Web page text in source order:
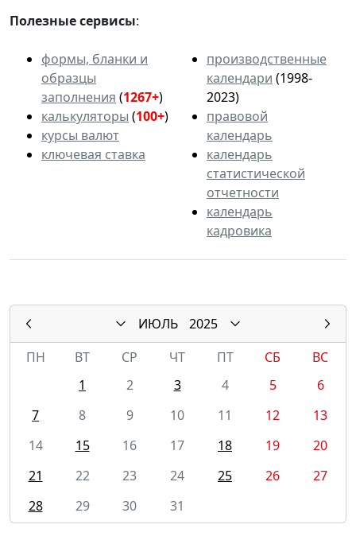
Полезные сервисы:
формы, бланки и
образцы
заполнения (1267+)
калькуляторы (100+)
курсы валют
ключевая ставка
производственные
календари (1998-
2023)
правовой
календарь
календарь
статистической
отчетности
календарь
кадровика
ИЮЛЬ
2025
ПН
ВТ СР ЧТ ПТ СБ
ВС
1
2 3 4 5
6
7
8 9 10 11 12
13
14
15 16 17 18 19
20
21
22 23 24 25 26
27
28
29 30 31